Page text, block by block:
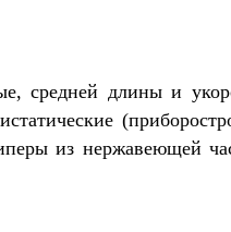
средней длины и
из нержавеющей